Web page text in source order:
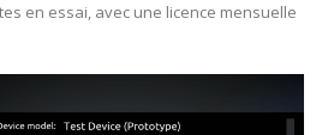
en essai, avec une licence mensuelle